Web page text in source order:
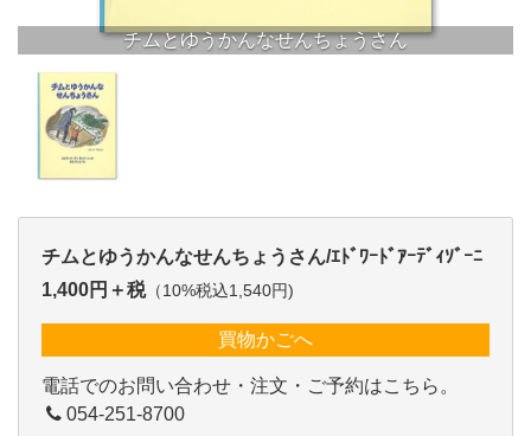
チムとゆうかんなせんちょうさん
チムとゆうかんなせんちょうさん/ｴﾄﾞﾜｰﾄﾞｱｰﾃﾞｨｿﾞｰﾆ
1,400円＋税（10%税込1,540円)
買物かごへ
電話でのお問い合わせ・注文・ご予約はこちら。
054-251-8700